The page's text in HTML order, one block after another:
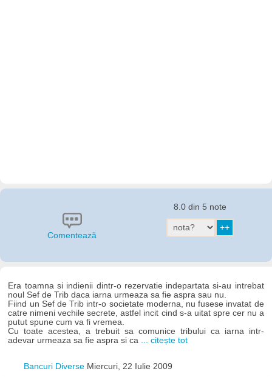
Comentează
8.0 din 5 note
Era toamna si indienii dintr-o rezervatie indepartata si-au intrebat
noul Sef de Trib daca iarna urmeaza sa fie aspra sau nu.
Fiind un Sef de Trib intr-o societate moderna, nu fusese invatat de
catre nimeni vechile secrete, astfel incit cind s-a uitat spre cer nu a
putut spune cum va fi vremea.
Cu toate acestea, a trebuit sa comunice tribului ca iarna intr-
adevar urmeaza sa fie aspra si ca ... citește tot
Bancuri Diverse Miercuri, 22 Iulie 2009